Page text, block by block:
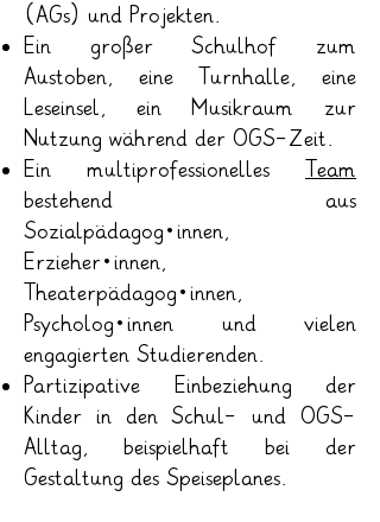
(AGs) und Projekten.
Ein großer Schulhof zum
Austoben, eine Turnhalle, eine
Leseinsel, ein Musikraum zur
Nutzung während der OGS-Zeit.
Ein multiprofessionelles Team
bestehend aus
Sozialpädagog*innen,
Erzieher*innen,
Theaterpädagog*innen,
Psycholog*innen und vielen
engagierten Studierenden.
Partizipative Einbeziehung der
Kinder in den Schul- und OGS-
Alltag, beispielhaft bei der
Gestaltung des Speiseplanes.